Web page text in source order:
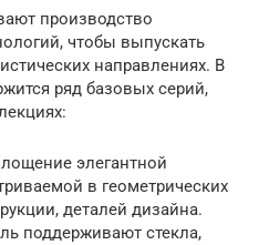
производство
чтобы выпускать
направлениях. В
ряд базовых серий,
элегантной
в геометрических
деталей дизайна.
поддерживают стекла,